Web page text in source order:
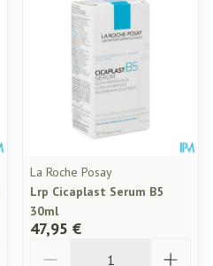
La Roche Posay
Lrp Cicaplast Serum B5
30ml
47,95 €